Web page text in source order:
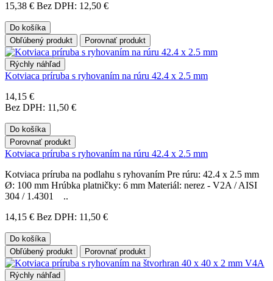
15,38 € Bez DPH: 12,50 €
Do košíka
Obľúbený produkt
Porovnať produkt
Rýchly náhľad
Kotviaca príruba s ryhovaním na rúru 42.4 x 2.5 mm
14,15 €
Bez DPH: 11,50 €
Do košíka
Porovnať produkt
Kotviaca príruba s ryhovaním na rúru 42.4 x 2.5 mm
Kotviaca príruba na podlahu s ryhovaním Pre rúru: 42.4 x 2.5 mm
Ø: 100 mm Hrúbka platničky: 6 mm Materiál: nerez - V2A / AISI
304 / 1.4301 ..
14,15 € Bez DPH: 11,50 €
Do košíka
Obľúbený produkt
Porovnať produkt
Rýchly náhľad